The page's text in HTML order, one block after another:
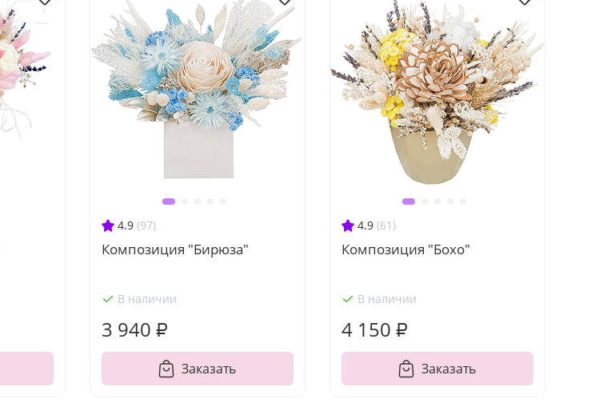
4.9 (97)
Композиция "Бирюза"
В наличии
3 940 ₽
Заказать
4.9 (61)
Композиция "Бохо"
В наличии
4 150 ₽
Заказать